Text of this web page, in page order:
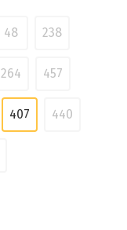
48 238
264 457
407 440